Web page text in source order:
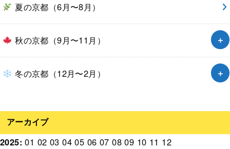
夏の京都（6月〜8月）
秋の京都（9月〜11月）
冬の京都（12月〜2月）
アーカイブ
2025:01 02 03 04 05 06 07 08 09 10 11 12